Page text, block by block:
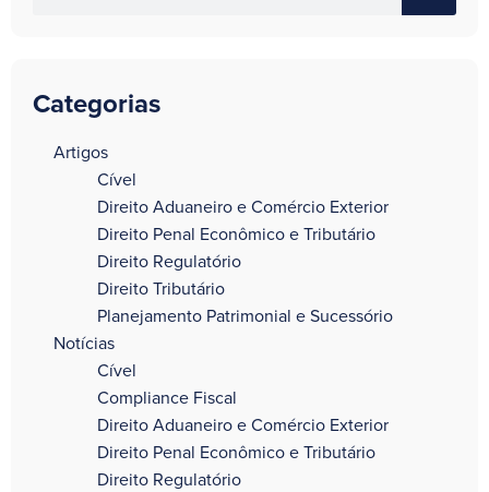
Categorias
Artigos
Cível
Direito Aduaneiro e Comércio Exterior
Direito Penal Econômico e Tributário
Direito Regulatório
Direito Tributário
Planejamento Patrimonial e Sucessório
Notícias
Cível
Compliance Fiscal
Direito Aduaneiro e Comércio Exterior
Direito Penal Econômico e Tributário
Direito Regulatório